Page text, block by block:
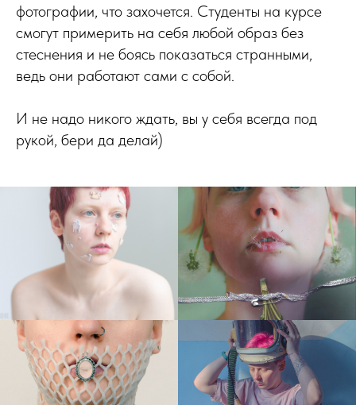
фотографии, что захочется. Студенты на курсе
смогут примерить на себя любой образ без
стеснения и не боясь показаться странными,
ведь они работают сами с собой.
И не надо никого ждать, вы у себя всегда под
рукой, бери да делай)